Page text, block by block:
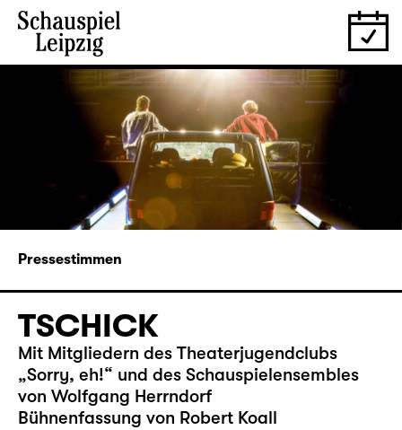
Pressestimmen
TSCHICK
Mit Mitgliedern des Theaterjugendclubs
„Sorry, eh!“ und des Schauspielensembles
von Wolfgang Herrndorf
Bühnenfassung von Robert Koall